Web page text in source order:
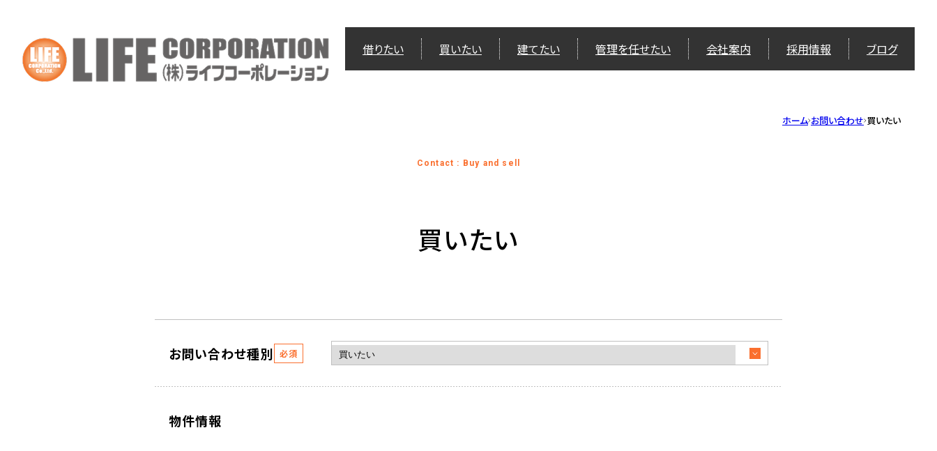
借りたい 買いたい 建てたい 管理を任せたい 会社案内 採用情報 ブログ
ホーム お問い合わせ 買いたい
Contact : Buy and sell
買いたい
お問い合わせ種別 必須
物件情報